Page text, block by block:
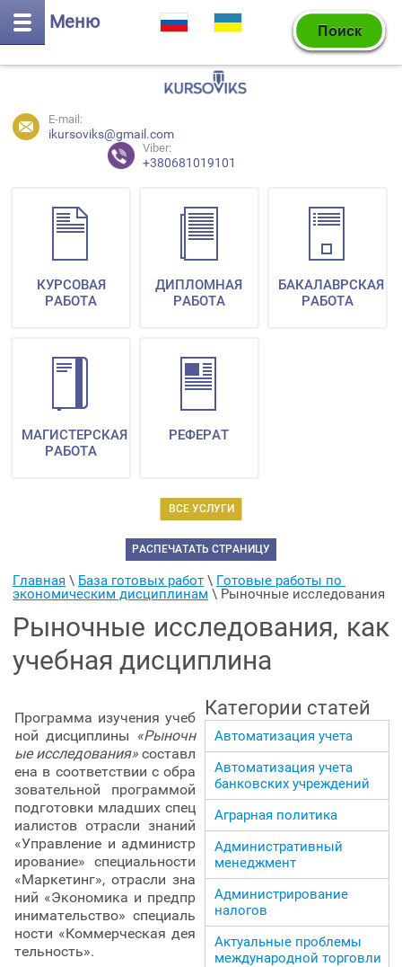
Меню
E-mail:
ikursoviks@gmail.com
Viber:
+380681019101
ВСЕ УСЛУГИ
КУРСОВАЯ
РАБОТА
ДИПЛОМНАЯ
РАБОТА
БАКАЛАВРСКАЯ
РАБОТА
МАГИСТЕРСКАЯ
РАБОТА
РЕФЕРАТ
РАСПЕЧАТАТЬ СТРАНИЦУ
Главная \ База готовых работ \ Готовые работы по
экономическим дисциплинам \ Рыночные исследования
Рыночные исследования, как
учебная дисциплина
Программа изучения учеб
ной дисциплины «Рыночн
ые исследования» составл
ена в соответствии с обра
зовательной программой
подготовки младших спец
иалистов отрасли знаний
«Управление и администр
ирование» специальности
«Маркетинг», отрасли зна
ний «Экономика и предпр
инимательство» специаль
ности «Коммерческая дея
тельность».
Категории статей
Автоматизация учета
Автоматизация учета
банковских учреждений
Аграрная политика
Административный
менеджмент
Администрирование
налогов
Актуальные проблемы
международной торговли